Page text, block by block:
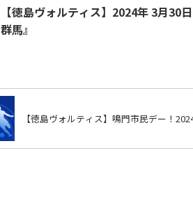
【徳島ヴォルティス】2024年 3月30
群馬』
【徳島ヴォルティス】鳴門市民デー！